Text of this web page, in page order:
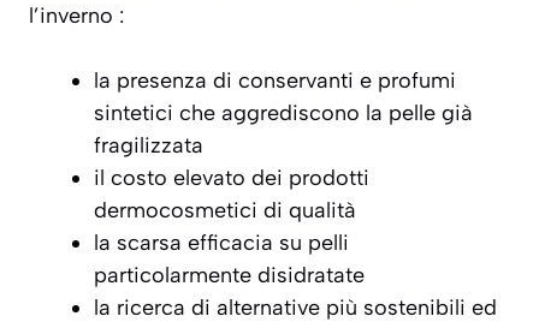
l’inverno :
la presenza di conservanti e profumi
sintetici che aggrediscono la pelle già
fragilizzata
il costo elevato dei prodotti
dermocosmetici di qualità
la scarsa efficacia su pelli
particolarmente disidratate
la ricerca di alternative più sostenibili ed